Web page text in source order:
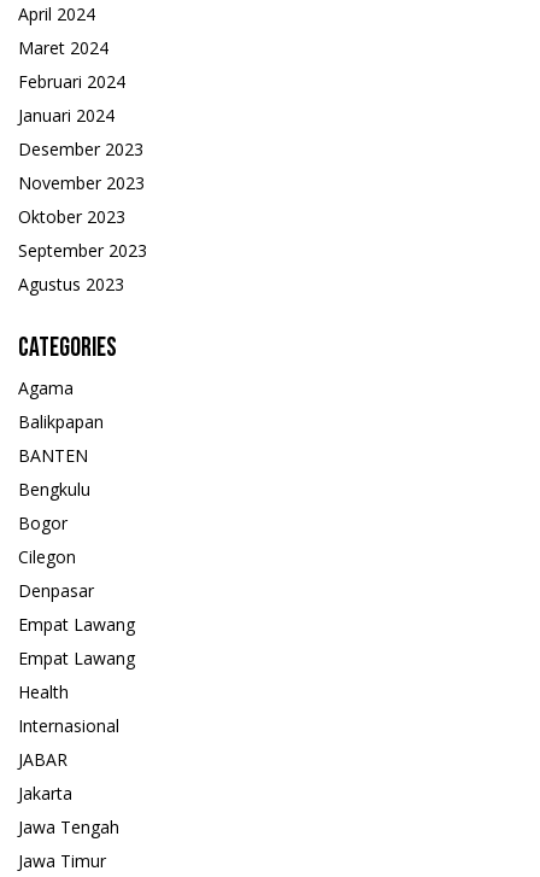
April 2024
Maret 2024
Februari 2024
Januari 2024
Desember 2023
November 2023
Oktober 2023
September 2023
Agustus 2023
Categories
Agama
Balikpapan
BANTEN
Bengkulu
Bogor
Cilegon
Denpasar
Empat Lawang
Empat Lawang
Health
Internasional
JABAR
Jakarta
Jawa Tengah
Jawa Timur